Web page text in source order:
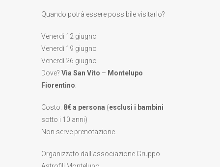
Quando potrà essere possibile visitarlo?
Venerdì 12 giugno
Venerdì 19 giugno
Venerdì 26 giugno
Dove? Via San Vito – Montelupo
Fiorentino
Costo: 8€ a persona (esclusi i bambini
sotto i 10 anni)
Non serve prenotazione.
Organizzato dall’associazione Gruppo